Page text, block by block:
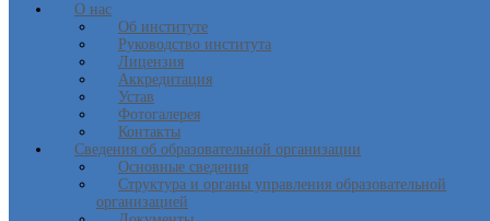
О нас
Об институте
Руководство института
Лицензия
Аккредитация
Устав
Фотогалерея
Контакты
Сведения об образовательной организации
Основные сведения
Структура и органы управления образовательной
организацией